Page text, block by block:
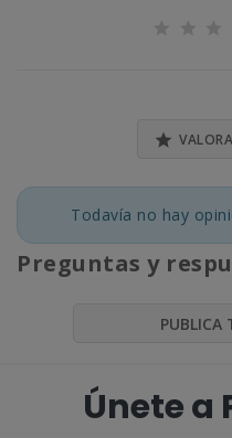

Todavía no hay
Preguntas y
PUBLICA
Únete a